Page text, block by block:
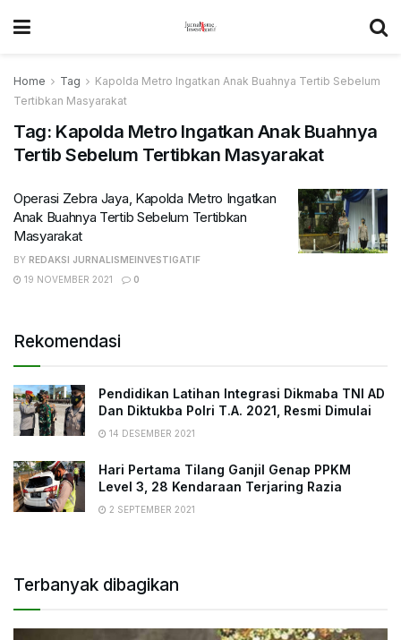
Home Tag
Kapolda Metro Ingatkan Anak Buahnya Tertib Sebelum
Tertibkan Masyarakat
Tag: Kapolda Metro Ingatkan Anak Buahnya
Tertib Sebelum Tertibkan Masyarakat
Operasi Zebra Jaya, Kapolda Metro Ingatkan
Anak Buahnya Tertib Sebelum Tertibkan
Masyarakat
BY REDAKSI JURNALISMEINVESTIGATIF
19 NOVEMBER 2021
0
Rekomendasi
Pendidikan Latihan Integrasi Dikmaba TNI AD
Dan Diktukba Polri T.A. 2021, Resmi Dimulai
14 DESEMBER 2021
Hari Pertama Tilang Ganjil Genap PPKM
Level 3, 28 Kendaraan Terjaring Razia
2 SEPTEMBER 2021
Terbanyak dibagikan